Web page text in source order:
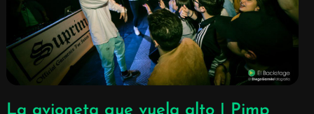
La avioneta que vuela alto | Pimp